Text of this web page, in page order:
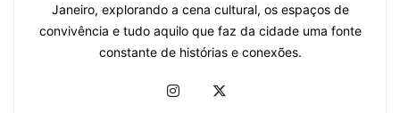
Janeiro, explorando a cena cultural, os espaços de
convivência e tudo aquilo que faz da cidade uma fonte
constante de histórias e conexões.